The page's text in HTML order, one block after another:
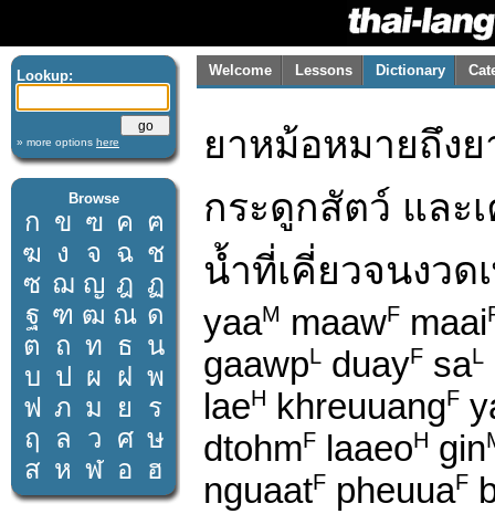
Lookup:
» more options here
Browse
ก ข ฃ ค ฅ
ฆ ง จ ฉ ช
ซ ฌ ญ ฎ ฏ
ฐ ฑ ฒ ณ ด
ต ถ ท ธ น
บ ป ผ ฝ พ
ฟ ภ ม ย
ร
ฤ
ล ว ศ ษ
ส ห ฬ อ ฮ
Welcome Lessons Dictionary
ยาหม้อหมายถึง
กระดูกสัตว์ และ
น้ำที่เคี่ยวจนงวด
yaaM maawF maai
gaawpL duayF saL
laeH khreuuangF
dtohmF laaeoH gin
nguaatF pheuuaF